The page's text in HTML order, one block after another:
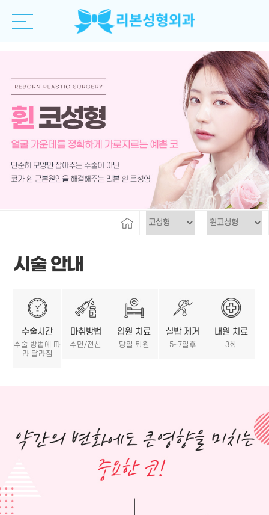
시술 안내
수술시간
수술 방법에 따
라 달라짐
마취방법
수면/전신
입원 치료
당일 퇴원
실밥 제거
5~7일후
내원 치료
3회